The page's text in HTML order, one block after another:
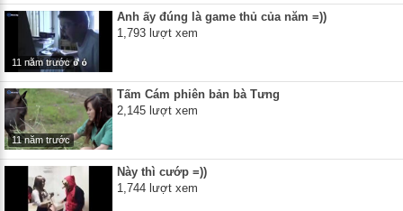
11 năm trước
Anh ấy đúng là game thủ của năm =))
1,793 lượt xem
11 năm trước
Tấm Cám phiên bản bà Tưng
2,145 lượt xem
Này thì cướp =))
1,744 lượt xem